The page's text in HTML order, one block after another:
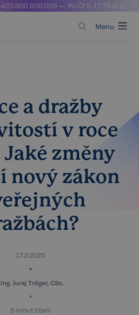
800 800 099 — Po-Čt 8-17, Pá 8-16
Menu
a dražby
v roce
změny
nový zákon
17.2.2025
Ing. Juraj Tréger, CSc.
5 minut čtení